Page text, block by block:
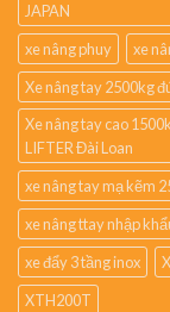
JAPAN
xe nâng phuy
xe
Xe nâng tay 2500kg
Xe nâng tay cao
LIFTER Đài Loan
xe nâng tay mạ kẽm
xe nâng ttay nhập
xe đẩy 3 tầng inox
XTH200T